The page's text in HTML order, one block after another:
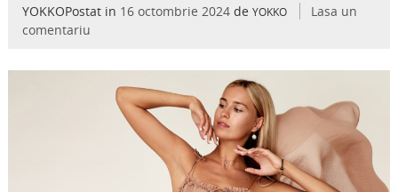
YOKKOPostat in 16 octombrie 2024de YOKKO
Lasa un
comentariu